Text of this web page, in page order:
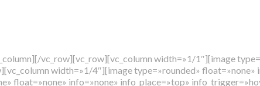
vc_row][vc_row][vc_column width=»1/1″][image
width=»1/4″][image type=»rounded»
float=»none» info=»none» info_place=»top»